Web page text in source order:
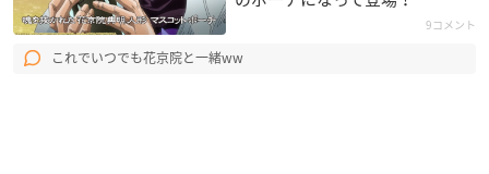
9コメント
これでいつでも花京院と一緒ww